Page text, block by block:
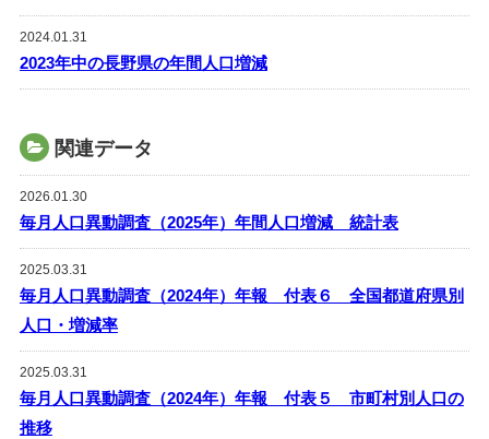
2024.01.31
2023年中の長野県の年間人口増減
関連データ
2026.01.30
毎月人口異動調査（2025年）年間人口増減 統計表
2025.03.31
毎月人口異動調査（2024年）年報 付表６ 全国都道府県別
人口・増減率
2025.03.31
毎月人口異動調査（2024年）年報 付表５ 市町村別人口の
推移